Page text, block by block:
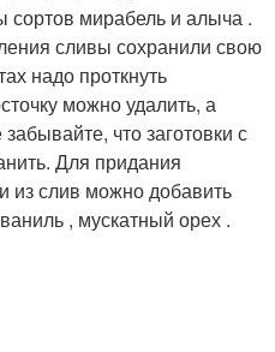
сортов мирабель и алыча .
сливы сохранили свою
надо проткнуть
можно удалить, а
что заготовки с
Для придания
из слив можно добавить
, мускатный орех .